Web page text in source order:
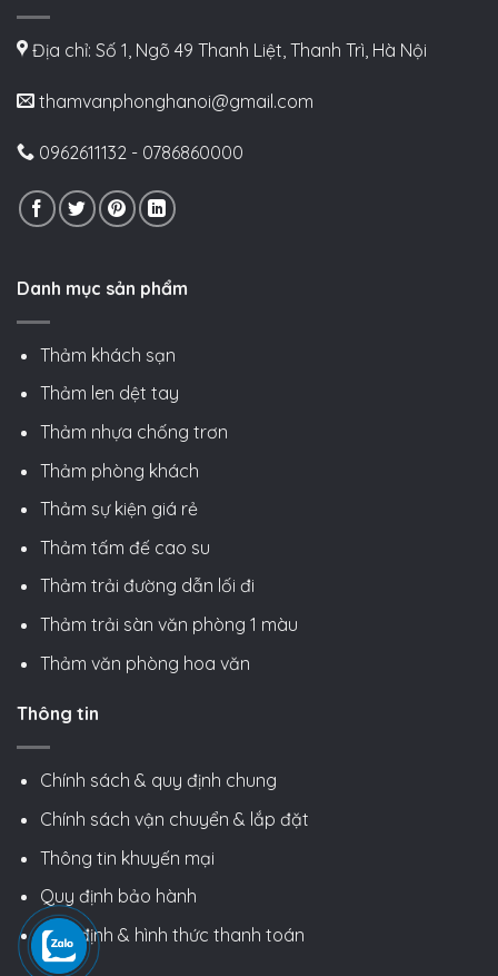
Địa chỉ: Số 1, Ngõ 49 Thanh Liệt, Thanh Trì, Hà Nội
thamvanphonghanoi@gmail.com
0962611132 - 0786860000
Danh mục sản phẩm
Thảm khách sạn
Thảm len dệt tay
Thảm nhựa chống trơn
Thảm phòng khách
Thảm sự kiện giá rẻ
Thảm tấm đế cao su
Thảm trải đường dẫn lối đi
Thảm trải sàn văn phòng 1 màu
Thảm văn phòng hoa văn
Thông tin
Chính sách & quy định chung
Chính sách vận chuyển & lắp đặt
Thông tin khuyến mại
Quy định bảo hành
Quy định & hình thức thanh toán